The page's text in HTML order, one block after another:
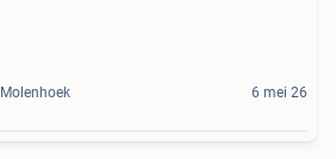
Molenhoek 6 mei 26